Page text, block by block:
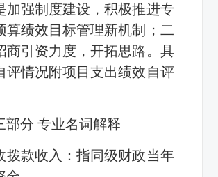
加强制度建设，积极推进专
算绩效目标管理新机制；二
商引资力度，开拓思路。具
评情况附项目支出绩效自评
部分 专业名词解释
拨款收入：指同级财政当年